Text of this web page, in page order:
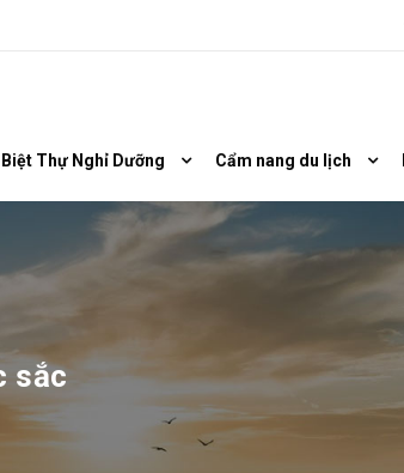
Biệt Thự Nghỉ Dưỡng Cẩm nang du lịch
sắc